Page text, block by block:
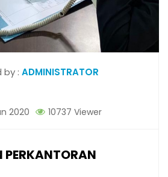
by : ADMINISTRATOR
2020 10737 Viewer
PERKANTORAN